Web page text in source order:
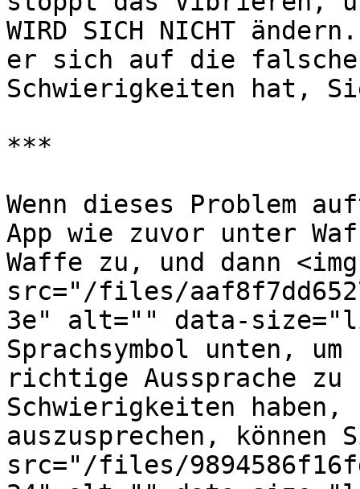
WIRD SICH NICHT
er sich auf die falsche
Schwierigkeiten hat,
***
Wenn dieses Problem
App wie zuvor unter
Waffe zu, und dann <img
src="/files/
3e" alt="" data-
Sprachsymbol unten,
richtige Aussprache zu
Schwierigkeiten
auszusprechen, können
src="/files/